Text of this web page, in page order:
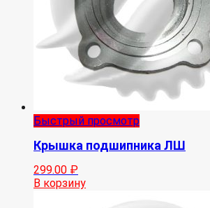
Быстрый просмотр
Крышка подшипника ЛШ
299.00 ₽
В корзину